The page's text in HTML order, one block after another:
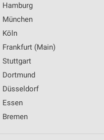
Hamburg
München
Köln
Frankfurt (Main)
Stuttgart
Dortmund
Düsseldorf
Essen
Bremen
reduzierter Daten zur
von aktiv angeforderten